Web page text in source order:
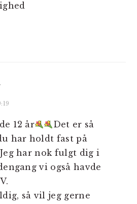
12 år
Det er så
har holdt fast på
har nok fulgt dig i
vi også havde
så vil jeg gerne